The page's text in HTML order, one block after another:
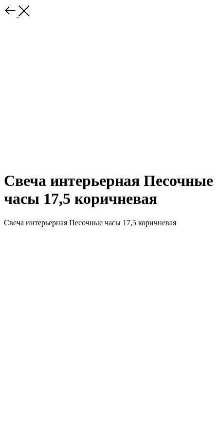
Свеча интерьерная Песочные
часы 17,5 коричневая
Свеча интерьерная Песочные часы 17,5 коричневая